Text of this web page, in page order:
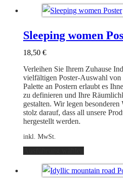
Sleeping women
18,50 €
Verleihen Sie Ihrem Zuhause
vielfältigen Poster-Auswahl von
Palette an Postern erlaubt es
zu definieren und Ihre
gestalten. Wir legen
stolz darauf, dass all unsere
hergestellt werden.
inkl. MwSt.
Dieses
Produkt
weist
mehrere